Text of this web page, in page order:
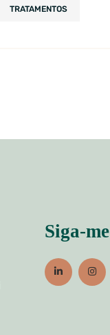
TRATAMENTOS
Siga-me